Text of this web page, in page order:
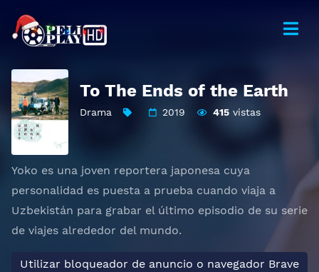
To The Ends of the Earth
Drama 2019 415vistas
Yoko es una joven reportera japonesa cuya
personalidad es puesta a prueba cuando viaja a
Uzbekistán para grabar el último episodio de su serie
de viajes alrededor del mundo.
Utilizar bloqueador de anuncio o navegador Brave